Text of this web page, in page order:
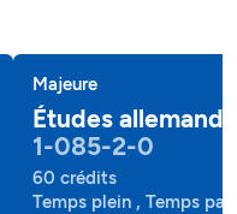
Majeure
Études
1-085-2-0
60 crédits
Temps plein , Temps